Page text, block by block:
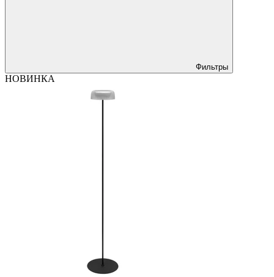
Фильтры
НОВИНКА